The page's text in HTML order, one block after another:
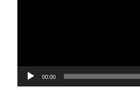
00:00